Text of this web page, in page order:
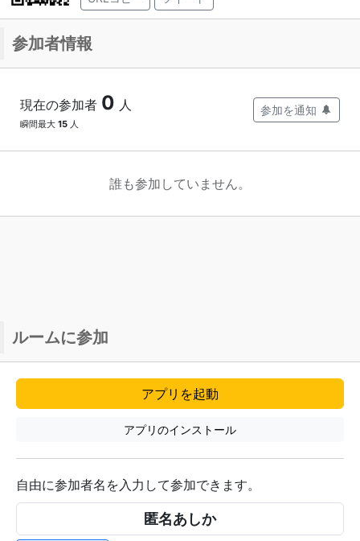
参加者情報
現在の参加者 0 人
瞬間最大 15 人
参加を通知
誰も参加していません。
ルームに参加
アプリを起動
アプリのインストール
自由に参加者名を入力して参加できます。